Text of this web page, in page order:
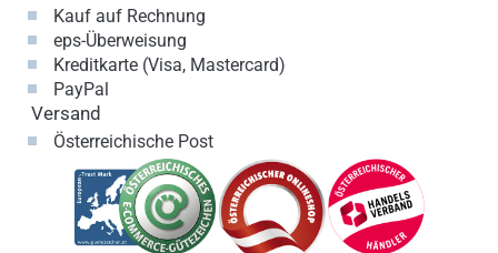
Kauf auf Rechnung
eps-Überweisung
Kreditkarte (Visa, Mastercard)
PayPal
Versand
Österreichische Post